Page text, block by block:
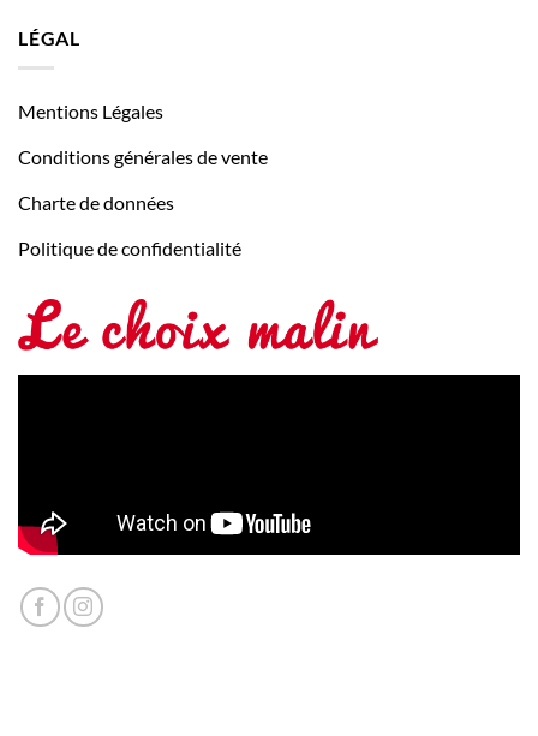
LÉGAL
Mentions Légales
Conditions générales de vente
Charte de données
Politique de confidentialité